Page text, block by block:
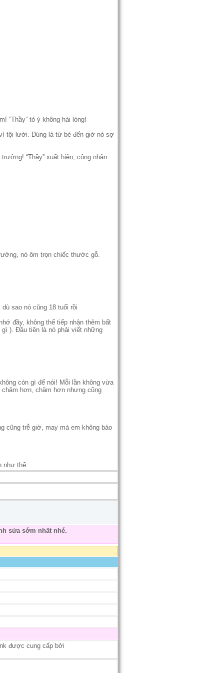
“Thầy” tỏ ý không hài lòng!
vì tội lười. Đúng là từ bé đến giờ nó sợ
“Thầy” xuất hiện, công nhận
nó ôm trọn chiếc thước gỗ.
sao nó cũng 18 tuổi rồi
đầy, không thể tiếp nhận thêm bất
). Đầu tiên là nó phải viết những
còn gì để nói! Mỗi lần không vừa
hơn, chăm hơn nhưng cũng
cũng trễ giờ, may mà em không bảo
như thế:
sửa sớm nhất nhé.
được cung cấp bởi